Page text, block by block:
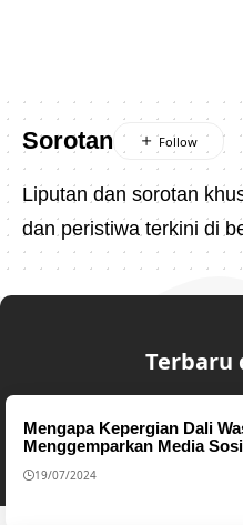
Sorotan
Liputan dan sorotan
dan peristiwa terkini di
Terbaru
Mengapa Kepergian Dali
Menggemparkan Media
19/07/2024